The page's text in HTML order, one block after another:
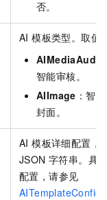
否。
AI 模板类型。取值
AIMediaAudit
智能审核。
AIImage ：智能
封面。
AI 模板详细配置，
JSON 字符串。具
配置，请参见
AITemplateConfig